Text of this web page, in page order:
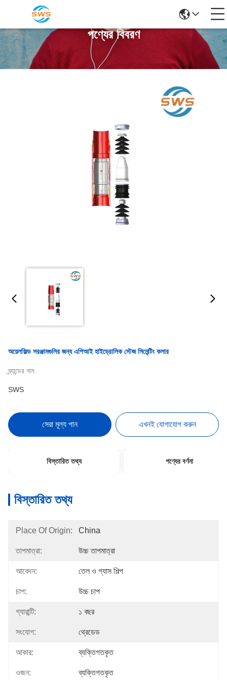
পণ্যের বিবরণ
অয়েলফিল্ড সরঞ্জামগুলির জন্য এপিআই হাইড্রোলিক স্টেজ সিমেন্টিং কলার
ব্র্যান্ডের নাম:
SWS
সেরা মূল্য পান এখনই যোগাযোগ করুন
বিস্তারিত তথ্য পণ্যের বর্ণনা
বিস্তারিত তথ্য
Place Of Origin: China
তাপমাত্রা: উচ্চ তাপমাত্রা
আবেদন: তেল ও গ্যাস শিল্প
চাপ: উচ্চ চাপ
গ্যারান্টি: ১ বছর
সংযোগ: থ্রেডেড
আকার: ব্যক্তিগতকৃত
ওজন: ব্যক্তিগতকৃত